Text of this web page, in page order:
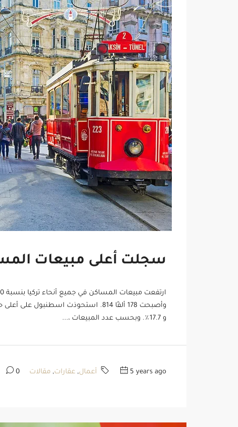
سجلت أعلى مبيعات
و 17.7٪. وبحسب عدد المبيعات ،...
5 years ago أعمال, عقارات, مقالات 0